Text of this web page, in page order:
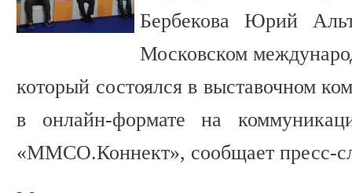
Бербекова Юрий
Московском
который состоялся в выставочном
в онлайн-формате на
«ММСО.Коннект», сообщает пресс-